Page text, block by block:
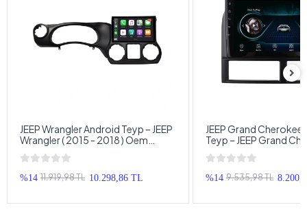
JEEP Wrangler Android Teyp – JEEP
Wrangler ( 2015 - 2018 ) Oem
Android Multimedya – JEEP
Wrangler Android Double Teyp
%14 11.919,98 TL 10.298,86 TL
JEEP Grand
Teyp – JEEP Grand
1999 - 2005 ) Oem
Multimedya – JEEP
Cherokee Android
%14 9.535,98 TL